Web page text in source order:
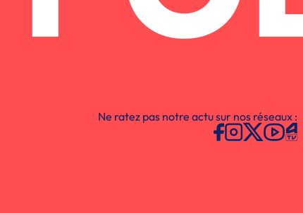
Ne ratez pas notre actu sur nos réseaux :